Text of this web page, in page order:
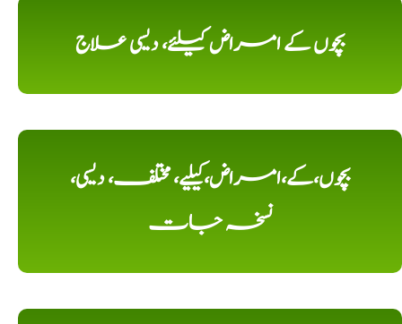
بچوں کے امراض کیلئے، دیسی علاج
بچوں،کے،امراض،کیلیے، مختلف، دیسی،
نسخہ جات